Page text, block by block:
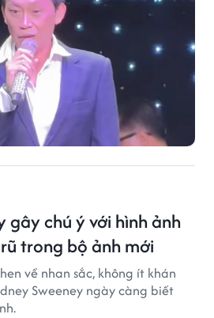
gây chú ý với hình ảnh
trong bộ ảnh mới
về nhan sắc, không ít khán
Sweeney ngày càng biết